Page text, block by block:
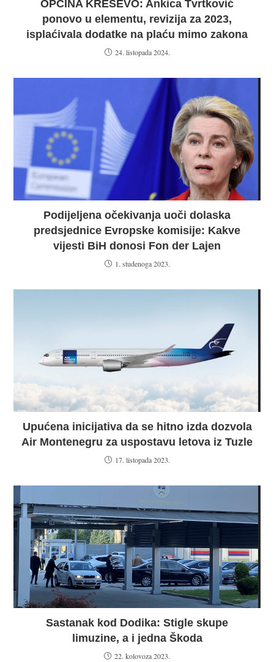
OPĆINA KREŠEVO: Ankica Tvrtković
ponovo u elementu, revizija za 2023,
isplaćivala dodatke na plaću mimo zakona
24. listopada 2024.
Podijeljena očekivanja uoči dolaska
predsjednice Evropske komisije: Kakve
vijesti BiH donosi Fon der Lajen
1. studenoga 2023.
Upućena inicijativa da se hitno izda dozvola
Air Montenegru za uspostavu letova iz Tuzle
17. listopada 2023.
Sastanak kod Dodika: Stigle skupe
limuzine, a i jedna Škoda
22. kolovoza 2023.